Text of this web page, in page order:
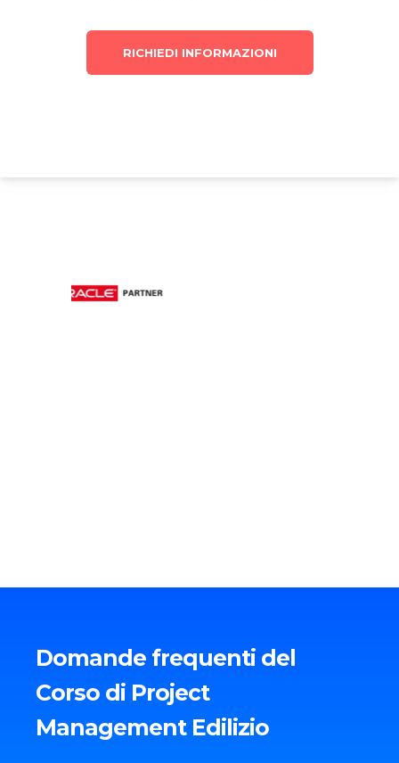
RICHIEDI INFORMAZIONI
Domande frequenti del
Corso di Project
Management Edilizio